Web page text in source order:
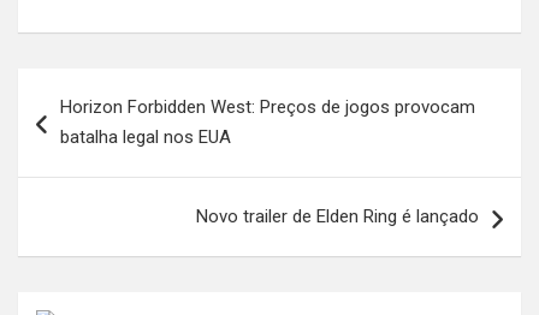
de
Horizon Forbidden West: Preços de jogos provocam
batalha legal nos EUA
Novo trailer de Elden Ring é lançado